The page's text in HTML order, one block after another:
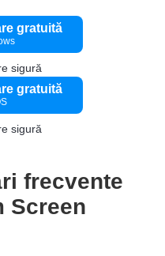
gratuită
sigură
gratuită
sigură
frecvente
Screen